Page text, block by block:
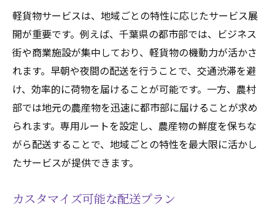
軽貨物サービスは、地域ごとの特性に応じたサービス展
開が重要です。例えば、千葉県の都市部では、ビジネス
街や商業施設が集中しており、軽貨物の機動力が活かさ
れます。早朝や夜間の配送を行うことで、交通渋滞を避
け、効率的に荷物を届けることが可能です。一方、農村
部では地元の農産物を迅速に都市部に届けることが求め
られます。専用ルートを設定し、農産物の鮮度を保ちな
がら配送することで、地域ごとの特性を最大限に活かし
たサービスが提供できます。
カスタマイズ可能な配送プラン